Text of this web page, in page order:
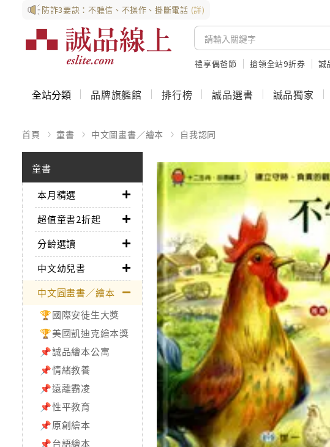
防詐3要訣：不聽信、不操作、掛斷電話 (詳)
禮享偶爸節 搶領全站9折券 誠
全站分類 品牌旗艦館 排行榜 誠品選書 誠品獨家
首頁 童書 中文圖畫書／繪本 自我認同
童書
本月精選
超值童書2折起
分齡選讀
中文幼兒書
中文圖畫書／繪本
🏆國際安徒生大獎
🏆美國凱迪克繪本獎
📌誠品繪本公寓
📌情緒教養
📌遠離霸凌
📌性平教育
📌原創繪本
📌台語繪本